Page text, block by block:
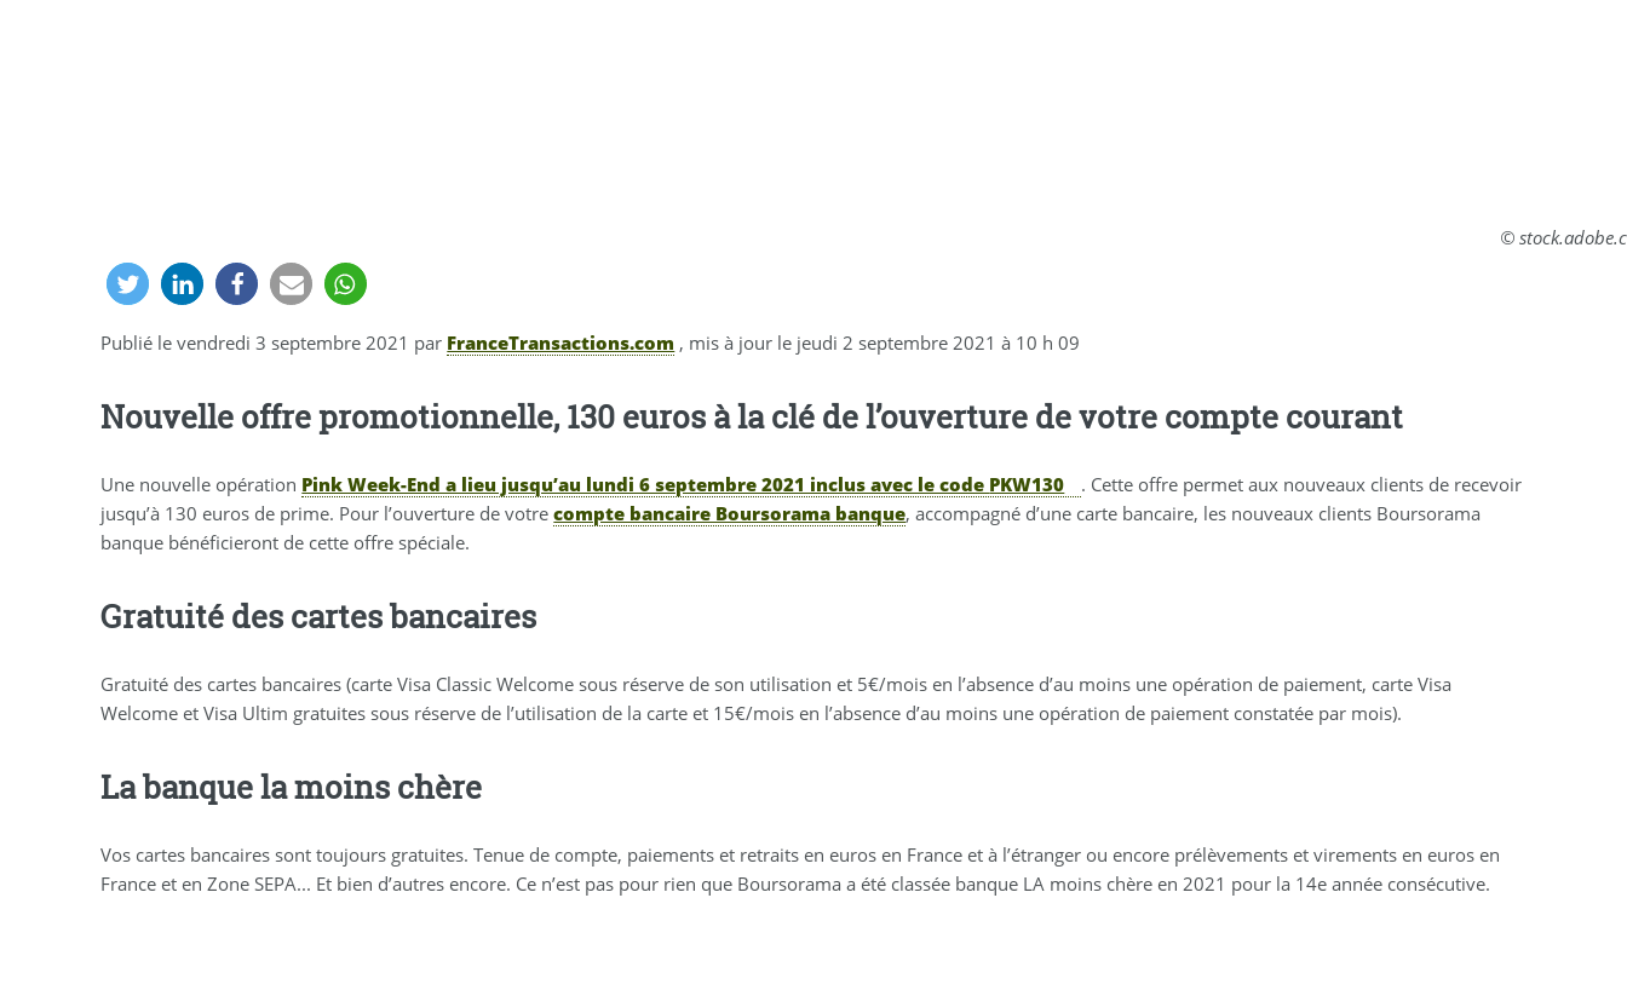
©
Publié levendredi 3 septembre 2021 par FranceTransactions.com , mis à jour le jeudi 2 septembre 2021 à 10 h 09
Nouvelle offre promotionnelle, 130 euros à la clé de l’ouverture de votre compte courant
Une nouvelle opération Pink Week-End a lieu jusqu’au lundi 6 septembre 2021 inclus avec le code PKW130
. Cette offre permet aux nouveaux clients de recevoir
jusqu’à 130 euros de prime. Pour l’ouverture de votrecompte bancaire Boursorama banque, accompagné d’une carte bancaire, les nouveaux clients Boursorama
banque bénéficieront de cette offre spéciale.
Gratuité des cartes bancaires
Gratuité des cartes bancaires (carte Visa Classic Welcome sous réserve de son utilisation et 5€/mois en l’absence d’au moins une opération de paiement, carte Visa
Welcome et Visa Ultim gratuites sous réserve de l’utilisation de la carte et 15€/mois en l’absence d’au moins une opération de paiement constatée par mois).
La banque la moins chère
Vos cartes bancaires sont toujours gratuites. Tenue de compte, paiements et retraits en euros en France et à l’étranger ou encore prélèvements et virements en euros en
France et en Zone SEPA... Et bien d’autres encore. Ce n’est pas pour rien que Boursorama a été classée banque LA moins chère en 2021 pour la 14e année consécutive.